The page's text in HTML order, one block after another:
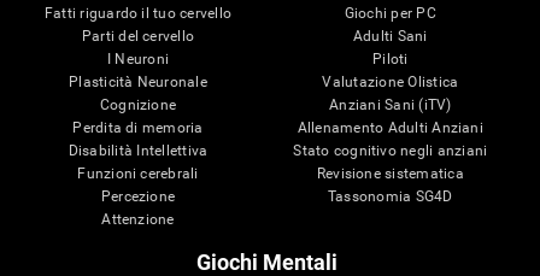
Fatti riguardo il tuo cervello
Parti del cervello
I Neuroni
Plasticità Neuronale
Cognizione
Perdita di memoria
Disabilità Intellettiva
Funzioni cerebrali
Percezione
Attenzione
Giochi per PC
Adulti Sani
Piloti
Valutazione Olistica
Anziani Sani (iTV)
Allenamento Adulti Anziani
Stato cognitivo negli anziani
Revisione sistematica
Tassonomia SG4D
Giochi Mentali